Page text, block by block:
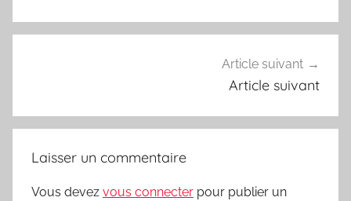
Article suivant
Article suivant
Laisser un commentaire
Vous devez vous connecter pour publier un